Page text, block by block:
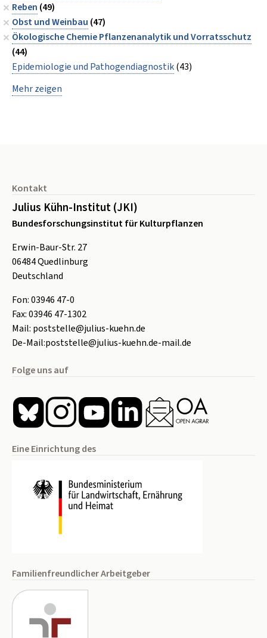
Reben (49)
Obst und Weinbau (47)
Ökologische Chemie Pflanzenanalytik und Vorratsschutz
(44)
Epidemiologie und Pathogendiagnostik(43)
Mehr zeigen
Kontakt
Julius Kühn-Institut (JKI)
Bundesforschungsinstitut für Kulturpflanzen
Erwin-Baur-Str. 27
06484Quedlinburg
Deutschland
Fon:03946 47-0
Fax:03946 47-1302
Mail: poststelle@julius-kuehn.de
De-Mail:poststelle@julius-kuehn.de-mail.de
Folge uns auf
Eine Einrichtung des
Familienfreundlicher Arbeitgeber